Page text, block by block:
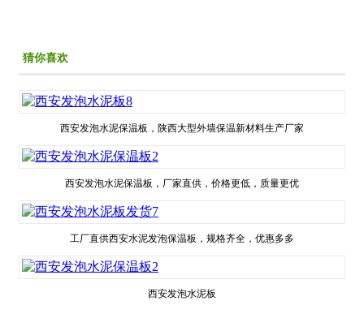
猜你喜欢
西安发泡水泥保温板，陕西大型外墙保温新材料生产厂家
西安发泡水泥保温板，厂家直供，价格更低，质量更优
工厂直供西安水泥发泡保温板，规格齐全，优惠多多
西安发泡水泥板